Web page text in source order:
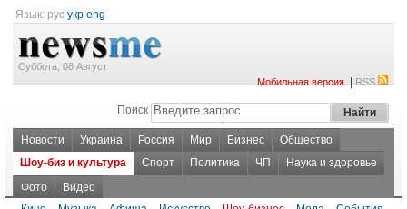
Язык: рус укр eng
Суббота, 08 Август
Мобильная версия|RSS
Поиск
Новости Украина Россия Мир Бизнес
Общество
Шоу-биз и культура
Спорт Политика ЧП
Наука и здоровье
Фото
Видео